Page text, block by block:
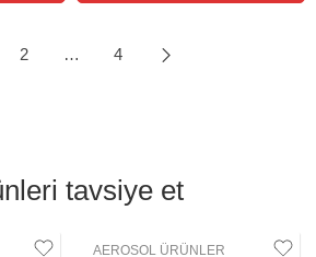
2 … 4
tavsiye et
AEROSOL ÜRÜNLER